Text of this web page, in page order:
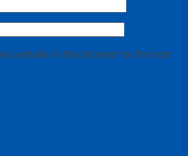
website in this browser for the next